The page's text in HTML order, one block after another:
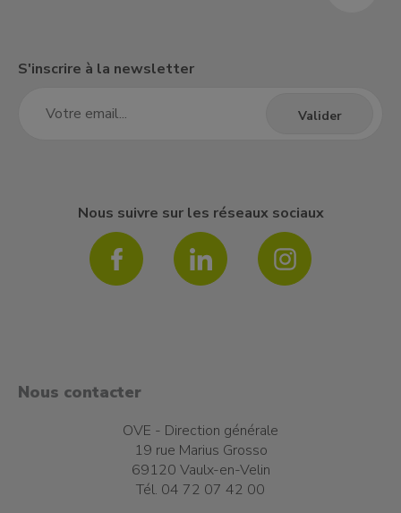
S'inscrire à la newsletter
Nous suivre sur les réseaux sociaux
Nous contacter
OVE - Direction générale
19 rue Marius Grosso
69120 Vaulx-en-Velin
Tél. 04 72 07 42 00